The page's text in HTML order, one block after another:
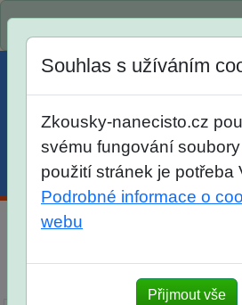
Menu Účet
Souhlas s užíváním
Zkousky-nanecisto.cz
svému fungování
použití stránek je potřeba
Podrobné informace o
webu
Přijmout vše